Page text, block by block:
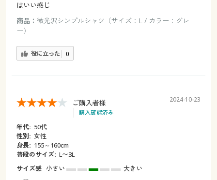
はいい感じ
商品： 微光沢シンプルシャツ（サイズ：L / カラー：グレ
ー）
役に立った 0
ご購入者様
購入確認済み
2024-10-23
年代: 50代
性別: 女性
身長: 155～160cm
普段のサイズ: L〜3L
サイズ感 小さい
大きい